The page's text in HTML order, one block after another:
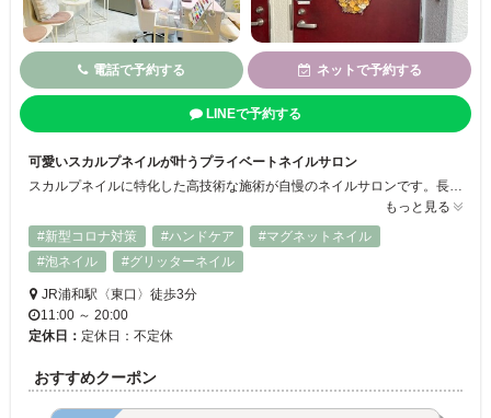
電話で予約する ネットで予約する
LINEで予約する
可愛いスカルプネイルが叶うプライベートネイルサロン
スカルプネイルに特化した高技術な施術が自慢のネイルサロンです。長さ出しやフォルム形成、繊細なアートデザインまで、一人ひとりの理想に寄り添いながら、指先を美しく演出します。スカルプならではの強度と華やかさを活かし、トレンド感あふれるデザインやオフィスでも映える上品ネイルまで、幅広く対応可能です◎
もっと見る
#新型コロナ対策
#ハンドケア
#マグネットネイル
#泡ネイル
#グリッターネイル
JR浦和駅〈東口〉徒歩3分
11:00 ～ 20:00
定休日： 定休日：不定休
おすすめクーポン